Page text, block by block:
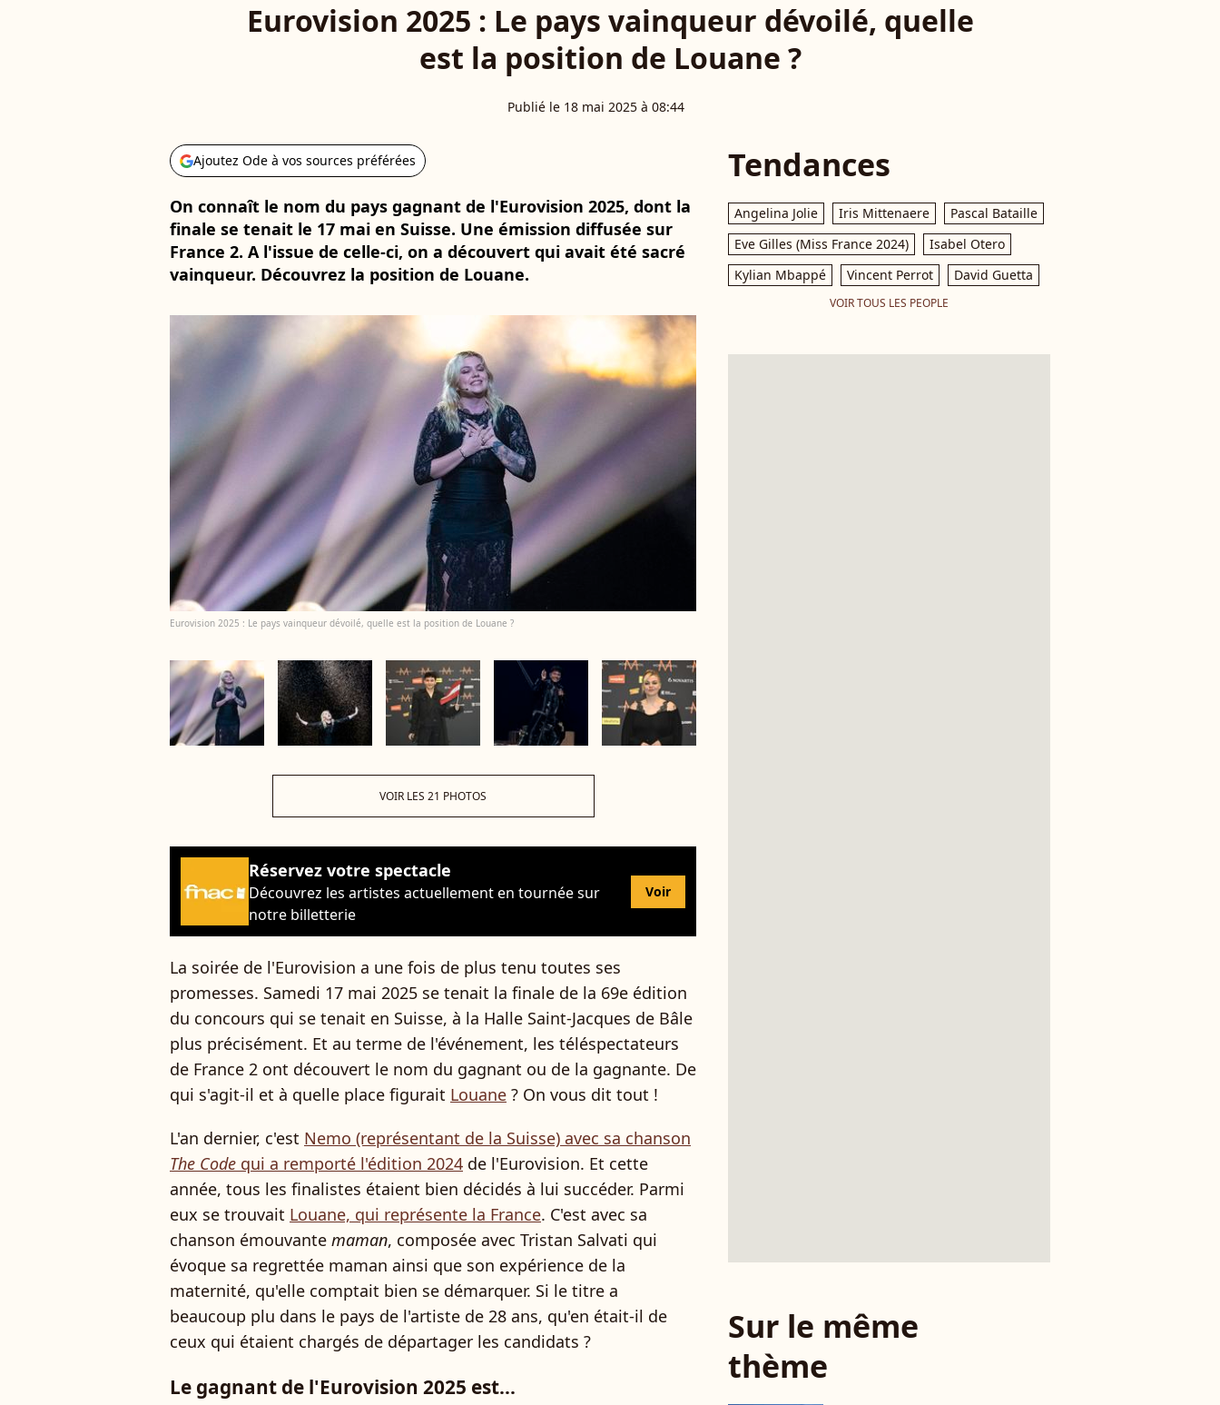
Eurovision 2025 : Le pays vainqueur dévoilé, quelle
est la position de Louane ?
Publié le 18 mai 2025 à 08:44
Ajoutez Ode à vos sources préférées
On connaît le nom du pays gagnant de l'Eurovision 2025, dont la
finale se tenait le 17 mai en Suisse. Une émission diffusée sur
France 2. A l'issue de celle-ci, on a découvert qui avait été sacré
vainqueur. Découvrez la position de Louane.
Eurovision 2025 : Le pays vainqueur dévoilé, quelle est la position de Louane ?
VOIR LES 21 PHOTOS
Réservez votre spectacle
Découvrez les artistes actuellement en tournée sur
notre billetterie
Voir
La soirée de l'Eurovision a une fois de plus tenu toutes ses
promesses. Samedi 17 mai 2025 se tenait la finale de la 69e édition
du concours qui se tenait en Suisse, à la Halle Saint-Jacques de Bâle
plus précisément. Et au terme de l'événement, les téléspectateurs
de France 2 ont découvert le nom du gagnant ou de la gagnante. De
qui s'agit-il et à quelle place figurait Louane ? On vous dit tout !
L'an dernier, c'est Nemo (représentant de la Suisse) avec sa chanson
The Code qui a remporté l'édition 2024 de l'Eurovision. Et cette
année, tous les finalistes étaient bien décidés à lui succéder. Parmi
eux se trouvait Louane, qui représente la France. C'est avec sa
chanson émouvante maman, composée avec Tristan Salvati qui
évoque sa regrettée maman ainsi que son expérience de la
maternité, qu'elle comptait bien se démarquer. Si le titre a
beaucoup plu dans le pays de l'artiste de 28 ans, qu'en était-il de
ceux qui étaient chargés de départager les candidats ?
Le gagnant de l'Eurovision 2025 est...
Tendances
Angelina Jolie Iris Mittenaere
Pascal Bataille
Eve Gilles (Miss France 2024)
Isabel Otero
Kylian Mbappé
Vincent Perrot David Guetta
VOIR TOUS LES PEOPLE
Sur le même
thème